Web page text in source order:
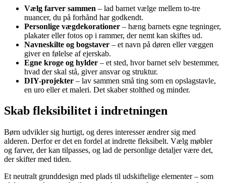
Vælg farver sammen – lad barnet vælge mellem to-tre
nuancer, du på forhånd har godkendt.
Personlige vægdekorationer – hæng barnets egne tegninger,
plakater eller fotos op i rammer, der nemt kan skiftes ud.
Navneskilte og bogstaver – et navn på døren eller væggen
giver en følelse af ejerskab.
Egne kroge og hylder – et sted, hvor barnet selv bestemmer,
hvad der skal stå, giver ansvar og struktur.
DIY-projekter – lav sammen små ting som en opslagstavle,
en uro eller et maleri. Det skaber stolthed og minder.
Skab fleksibilitet i indretningen
Børn udvikler sig hurtigt, og deres interesser ændrer sig med
alderen. Derfor er det en fordel at indrette fleksibelt. Vælg møbler
og farver, der kan tilpasses, og lad de personlige detaljer være det,
der skifter med tiden.
Et neutralt grunddesign med plads til udskiftelige elementer – som